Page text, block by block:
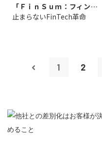
「ＦｉｎＳｕｍ：フィンテ
ック・サミッ...
止まらないFinTech革命
1 2